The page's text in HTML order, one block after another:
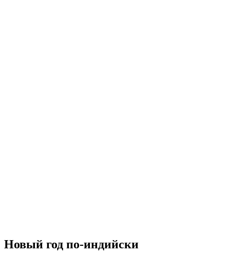
Новый год по-индийски